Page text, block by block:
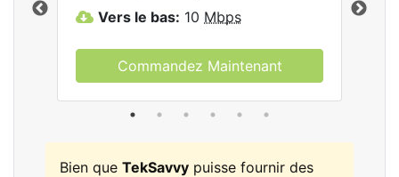
Vers le bas: 10 Mbps
Commandez Maintenant
Bien que TekSavvy puisse fournir des